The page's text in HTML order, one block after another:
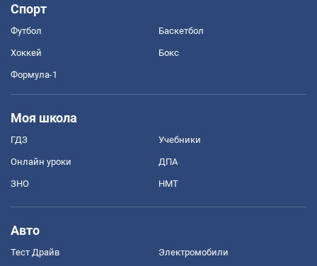
Спорт
Футбол Баскетбол
Хоккей Бокс
Формула-1
Моя школа
ГДЗ Учебники
Онлайн уроки ДПА
ЗНО НМТ
Авто
Тест Драйв Электромобили